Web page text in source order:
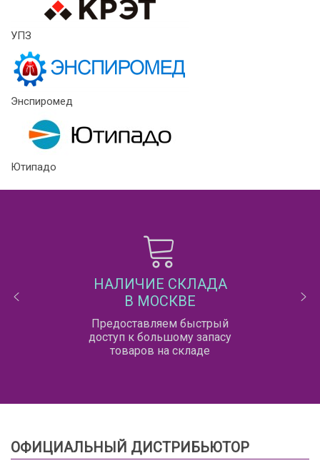
УПЗ
Энспиромед
Ютипадо
НАЛИЧИЕ СКЛАДА
В МОСКВЕ
Предоставляем быстрый
доступ к большому запасу
товаров на складе
ОФИЦИАЛЬНЫЙ ДИСТРИБЬЮТОР